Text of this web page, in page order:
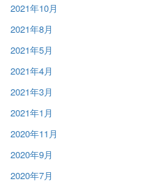
2021年10月
2021年8月
2021年5月
2021年4月
2021年3月
2021年1月
2020年11月
2020年9月
2020年7月